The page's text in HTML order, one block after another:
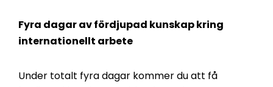
Fyra dagar av fördjupad kunskap kring
internationellt arbete
Under totalt fyra dagar kommer du att få